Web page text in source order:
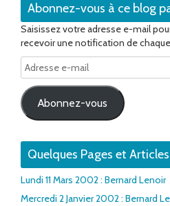
Abonnez-vous à ce blog
Saisissez votre adresse e-mail
recevoir une notification de
Adresse
e-
mail
Abonnez-vous
Quelques Pages et Articles
Lundi 11 Mars 2002 : Bernard Lenoir
Mercredi 2 Janvier 2002 : Bernard